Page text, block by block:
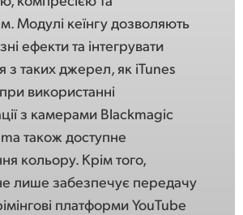
Модулі кеїнгу дозволяють
ефекти та інтегрувати
з таких джерел, як iTunes
використанні
з камерами Blackmagic
також доступне
кольору. Крім того,
лише забезпечує передачу
платформи YouTube